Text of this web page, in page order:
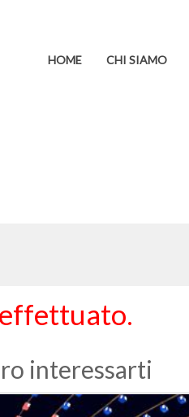
HOME CHI SIAMO
interessarti